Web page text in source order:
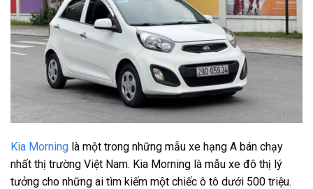
Kia Morning là một trong những mẫu xe hạng A bán chạy
nhất thị trường Việt Nam. Kia Morning là mẫu xe đô thị lý
tưởng cho những ai tìm kiếm một chiếc ô tô dưới 500 triệu.